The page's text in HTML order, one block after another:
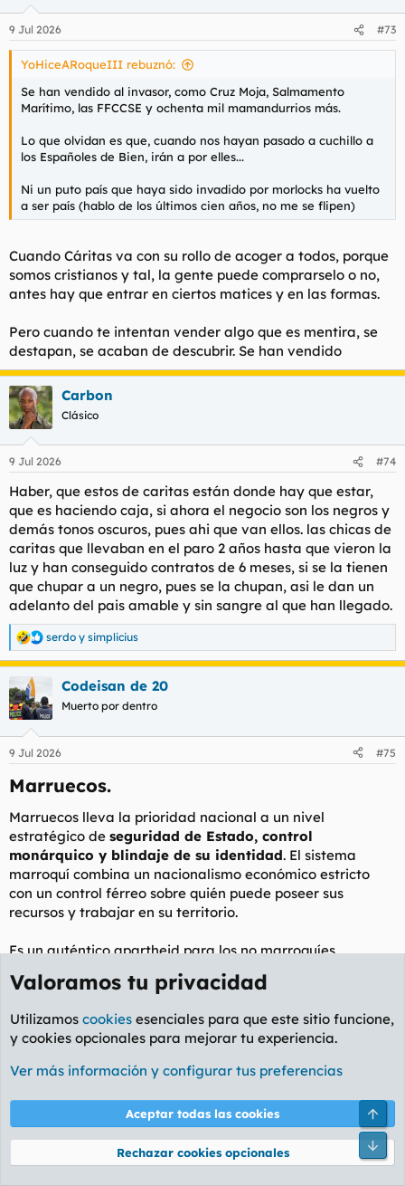
e
s
9 Jul 2026 #73
YoHiceARoqueIII rebuznó:
Se han vendido al invasor, como Cruz Moja, Salmamento
Marítimo, las FFCCSE y ochenta mil mamandurrios más.
Lo que olvidan es que, cuando nos hayan pasado a cuchillo a
los Españoles de Bien, irán a por elles...
Ni un puto país que haya sido invadido por morlocks ha vuelto
a ser país (hablo de los últimos cien años, no me se flipen)
Cuando Cáritas va con su rollo de acoger a todos, porque
somos cristianos y tal, la gente puede comprarselo o no,
antes hay que entrar en ciertos matices y en las formas.
Pero cuando te intentan vender algo que es mentira, se
destapan, se acaban de descubrir. Se han vendido
Carbon
Clásico
9 Jul 2026 #74
Haber, que estos de caritas están donde hay que estar,
que es haciendo caja, si ahora el negocio son los negros y
demás tonos oscuros, pues ahi que van ellos. las chicas de
caritas que llevaban en el paro 2 años hasta que vieron la
luz y han conseguido contratos de 6 meses, si se la tienen
que chupar a un negro, pues se la chupan, asi le dan un
adelanto del pais amable y sin sangre al que han llegado.
R
e
a
c
c
i
e
:
serdo y simplicius
Codeisan de 20
Muerto por dentro
9 Jul 2026 #75
Marruecos.​
Marruecos lleva la prioridad nacional a un nivel
estratégico de seguridad de Estado, control
monárquico y blindaje de su identidad. El sistema
marroquí combina un nacionalismo económico estricto
con un control férreo sobre quién puede poseer sus
recursos y trabajar en su territorio.
Es un auténtico apartheid para los no marroquíes.
Bajo la Constitución del Reino de Marruecos y su Código
ciudadanos marroquíes sobre los extranjeros (”étrangers”)
mediante los siguientes candados legales:
1. Prohibición absoluta de poseer tierras agrícolas.
Un extranjero no puede comprar ni
registrar a su nombre tierras agrícolasen Marruecos.
Está prohibido por ley que un no-marroquí tenga la
Valoramos tu privacidad
Utilizamos cookies esenciales para que este sitio funcione,
y cookies opcionales para mejorar tu experiencia.
Ver más información y configurar tus preferencias
Aceptar todas las cookies
Rechazar cookies opcionales
Pie